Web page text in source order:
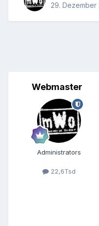
29. Dezember
Webmaster
Administrators
22,6Tsd